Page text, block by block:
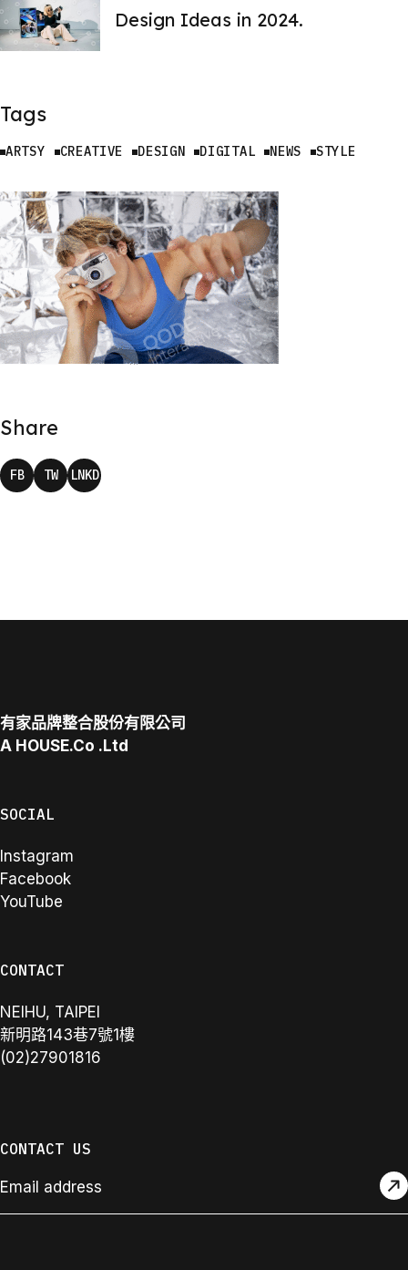
Design Ideas in 2024.
Tags
ARTSY CREATIVE DESIGN DIGITAL NEWS STYLE
Share
FB TW LNKD
有家品牌整合股份有限公司
A HOUSE.Co .Ltd
SOCIAL
Instagram
Facebook
YouTube
CONTACT
NEIHU, TAIPEI
新明路143巷7號1樓
(02)27901816
CONTACT US